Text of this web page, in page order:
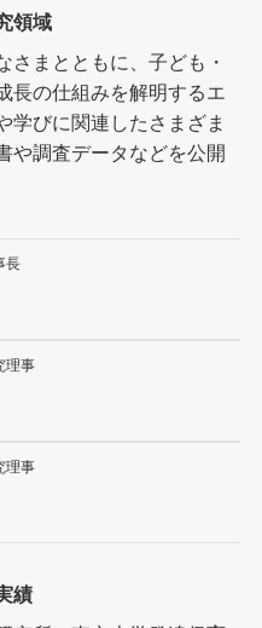
領域
さまとともに、子ども・
長の仕組みを解明するエ
学びに関連したさまざま
や調査データなどを公開
長
理事
理事
績